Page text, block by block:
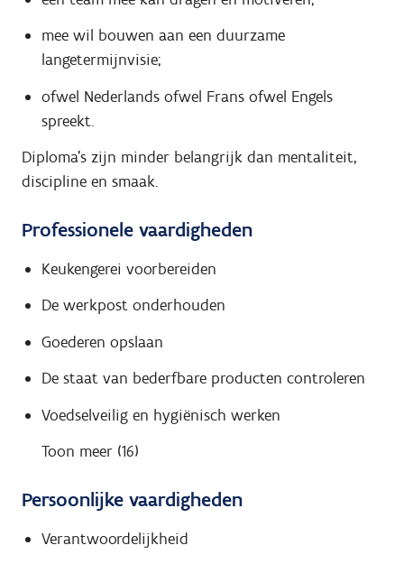
mee wil bouwen aan een duurzame
langetermijnvisie;
ofwel Nederlands ofwel Frans ofwel Engels
spreekt.
Diploma’s zijn minder belangrijk dan mentaliteit,
discipline en smaak.
Professionele vaardigheden
Keukengerei voorbereiden
De werkpost onderhouden
Goederen opslaan
De staat van bederfbare producten controleren
Voedselveilig en hygiënisch werken
Toon meer (16)
Persoonlijke vaardigheden
Verantwoordelijkheid